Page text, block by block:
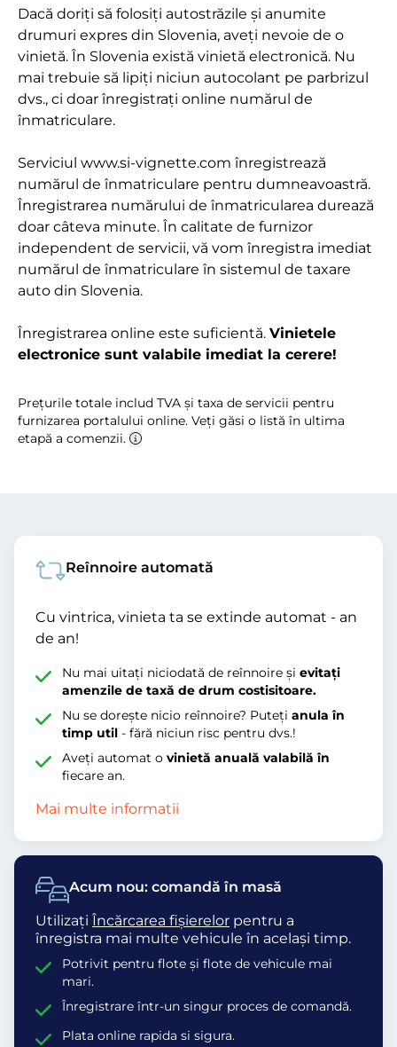
Dacă doriți să folosiți autostrăzile și anumite
drumuri expres din Slovenia, aveți nevoie de o
vinietă. În Slovenia există vinietă electronică. Nu
mai trebuie să lipiți niciun autocolant pe parbrizul
dvs., ci doar înregistrați online numărul de
înmatriculare.
Serviciul www.si-vignette.com înregistrează
numărul de înmatriculare pentru dumneavoastră.
Înregistrarea numărului de înmatricularea durează
doar câteva minute. În calitate de furnizor
independent de servicii, vă vom înregistra imediat
numărul de înmatriculare în sistemul de taxare
auto din Slovenia.
Înregistrarea online este suficientă. Vinietele
electronice sunt valabile imediat la cerere!
Prețurile totale includ TVA și taxa de servicii pentru
furnizarea portalului online. Veți găsi o listă în ultima
etapă a comenzii.
Acum nou: comandă în masă
Utilizați Încărcarea fișierelor pentru a
înregistra mai multe vehicule în același timp.
Potrivit pentru flote și flote de vehicule mai
mari.
Înregistrare într-un singur proces de comandă.
Plata online rapida si sigura.
Reînnoire automată
Cu vintrica, vinieta ta se extinde automat - an
de an!
Nu mai uitați niciodată de reînnoire șievitați
amenzile de taxă de drum costisitoare.
Nu se dorește nicio reînnoire? Putețianula în
timp util - fără niciun risc pentru dvs.!
Aveți automat ovinietă anuală valabilă în
fiecare an.
Mai multe informatii